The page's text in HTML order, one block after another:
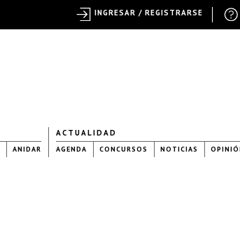
ANIDAR
ACTUALIDAD
AGENDA CONCURSOS NOTICIAS
INGRESAR / REGISTRARSE